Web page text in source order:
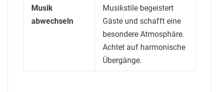
Musik
abwechseln
Musikstile begeistert
Gäste und schafft eine
besondere Atmosphäre.
Achtet auf harmonische
Übergänge.